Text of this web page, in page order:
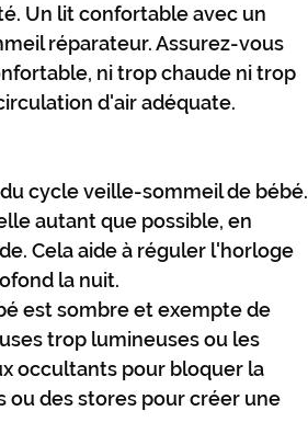
Un lit confortable avec un
réparateur. Assurez-vous
ni trop chaude ni trop
d'air adéquate.
cycle veille-sommeil de bébé.
autant que possible, en
Cela aide à réguler l'horloge
la nuit.
est sombre et exempte de
trop lumineuses ou les
occultants pour bloquer la
des stores pour créer une